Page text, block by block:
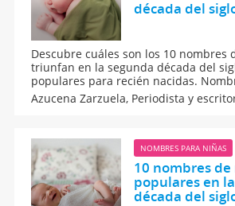
década del
Descubre cuáles son los 10 nombres
triunfan en la segunda década del
populares para recién nacidas.
que más se escuchan en la segunda
XXI. Los nombres de mujer que más
Azucena Zarzuela, Periodista y
NOMBRES PARA NIÑAS
10 nombres
populares en
década del